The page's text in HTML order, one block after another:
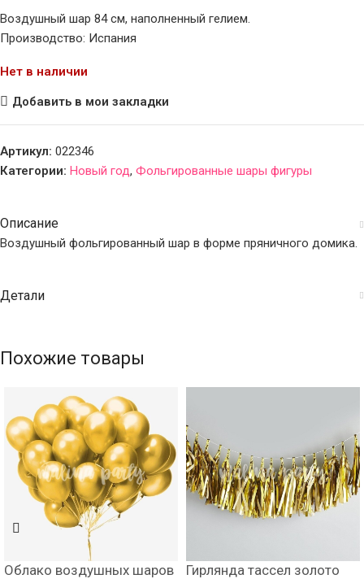
Воздушный шар 84 см, наполненный гелием.
Производство: Испания
Нет в наличии
Добавить в мои закладки
Артикул: 022346
Категории: Новый год, Фольгированные шары фигуры
Описание
Воздушный фольгированный шар в форме пряничного домика.
Детали
Похожие товары
Облако воздушных шаров
Гирлянда тассел золото